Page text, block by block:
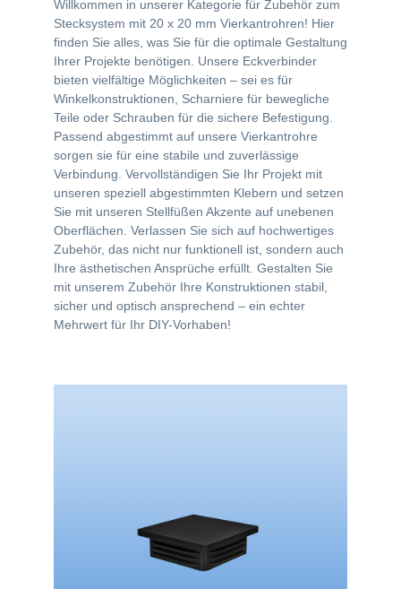
Willkommen in unserer Kategorie für Zubehör zum
Stecksystem mit 20 x 20 mm Vierkantrohren! Hier
finden Sie alles, was Sie für die optimale Gestaltung
Ihrer Projekte benötigen. Unsere Eckverbinder
bieten vielfältige Möglichkeiten – sei es für
Winkelkonstruktionen, Scharniere für bewegliche
Teile oder Schrauben für die sichere Befestigung.
Passend abgestimmt auf unsere Vierkantrohre
sorgen sie für eine stabile und zuverlässige
Verbindung. Vervollständigen Sie Ihr Projekt mit
unseren speziell abgestimmten Klebern und setzen
Sie mit unseren Stellfüßen Akzente auf unebenen
Oberflächen. Verlassen Sie sich auf hochwertiges
Zubehör, das nicht nur funktionell ist, sondern auch
Ihre ästhetischen Ansprüche erfüllt. Gestalten Sie
mit unserem Zubehör Ihre Konstruktionen stabil,
sicher und optisch ansprechend – ein echter
Mehrwert für Ihr DIY-Vorhaben!